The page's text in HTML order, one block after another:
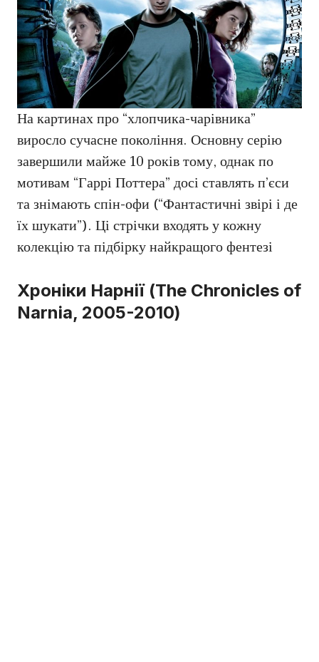
На картинах про “хлопчика-чарівника”
виросло сучасне покоління. Основну серію
завершили майже 10 років тому, однак по
мотивам “Гаррі Поттера” досі ставлять п’єси
та знімають спін-офи (“Фантастичні звірі і де
їх шукати”). Ці стрічки входять у кожну
колекцію та підбірку найкращого фентезі
Хроніки Нарнії (The Chronicles of
Narnia, 2005-2010)